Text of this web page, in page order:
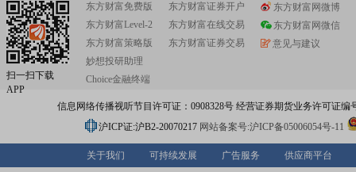
扫一扫下载
APP
东方财富免费版
东方财富Level-2
东方财富策略版
妙想投研助理
Choice金融终端
东方财富证券开户
东方财富在线交易
东方财富证券交易
东方财富网微博
东方财富网微信
意见与建议
信息网络传播视听节目许可证：0908328号 经营证券期货业务许可证编
沪ICP证:沪B2-20070217 网站备案号:沪ICP备05006054号-11
关于我们 可持续发展 广告服务 供应商平台